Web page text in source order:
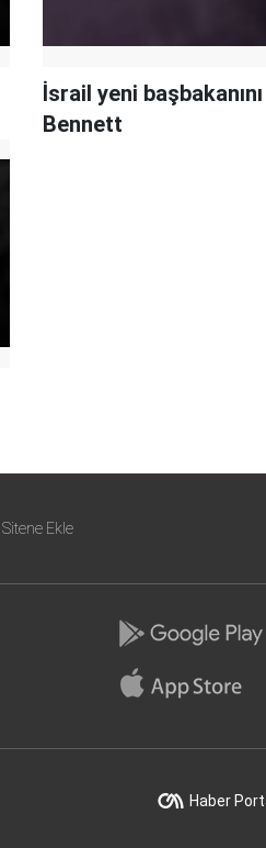
İsrail yeni
Bennett
Sitene Ekle
Haber